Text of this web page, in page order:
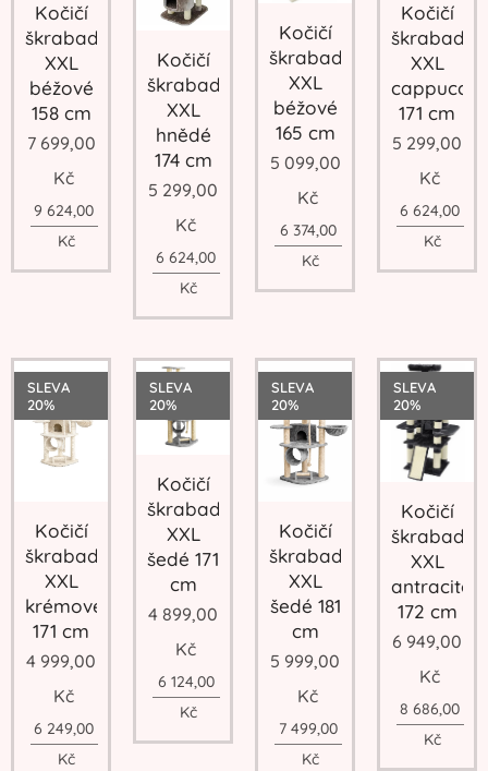
Kočičí
škrabadlo
XXL
béžové
158 cm
7 699,00
Kč
9 624,00
Kč
Kočičí
škrabadlo
XXL
hnědé
174 cm
5 299,00
Kč
6 624,00
Kč
Kočičí
škrabadlo
XXL
béžové
165 cm
5 099,00
Kč
6 374,00
Kč
Kočičí
škrabadlo
XXL
171 cm
5 299,00
Kč
6 624,00
Kč
Kočičí
škrabadlo
XXL
krémové
171 cm
SLEVA
20%
4 999,00
Kč
6 249,00
Kč
Kočičí
škrabadlo
XXL
šedé 171
cm
SLEVA
20%
4 899,00
Kč
6 124,00
Kč
Kočičí
škrabadlo
XXL
šedé 181
cm
SLEVA
20%
5 999,00
Kč
7 499,00
Kč
Kočičí
škrabadlo
XXL
172 cm
SLEVA
20%
6 949,00
Kč
8 686,00
Kč